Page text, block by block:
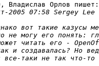
Орлов пишет: